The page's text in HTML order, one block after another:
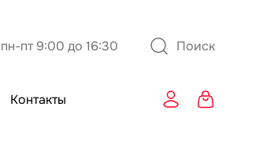
пн-пт 9:00 до 16:30 Поиск
Поиск
Контакты